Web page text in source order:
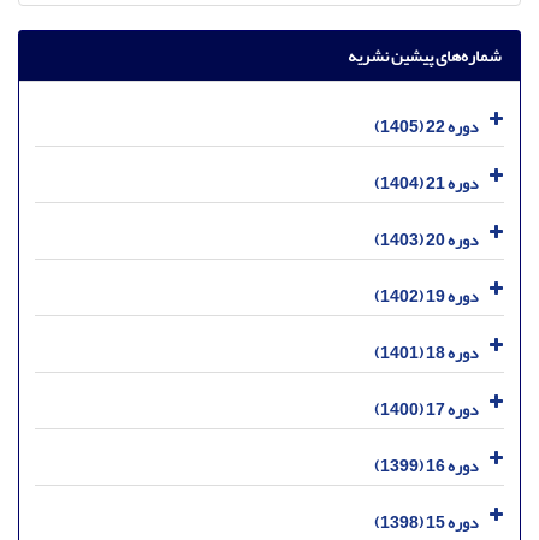
شماره‌های پیشین نشریه
دوره 22 (1405)
دوره 21 (1404)
دوره 20 (1403)
دوره 19 (1402)
دوره 18 (1401)
دوره 17 (1400)
دوره 16 (1399)
دوره 15 (1398)